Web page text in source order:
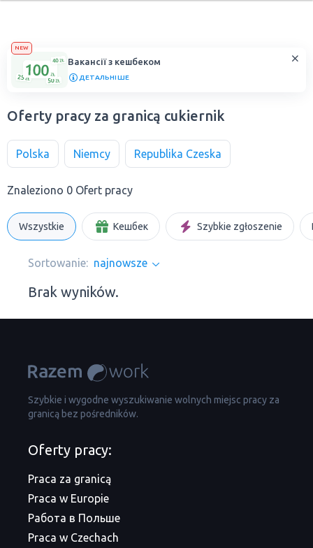
NEW
Вакансії з кешбеком
ДЕТАЛЬНІШЕ
Oferty pracy za granicą cukiernik
Polska Niemcy Republika Czeska
Znaleziono 0 Ofert pracy
Wszystkie Кешбек Szybkie zgłoszenie
Sortowanie: najnowsze
Brak wyników.
Szybkie i wygodne wyszukiwanie wolnych miejsc pracy za
granicą bez pośredników.
Oferty pracy:
Praca za granicą
Praca w Europie
Работа в Польше
Praca w Czechach